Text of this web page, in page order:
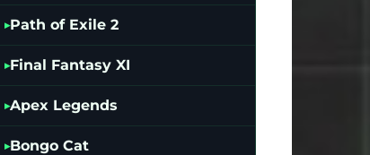
Path of Exile 2
Final Fantasy XI
Apex Legends
Bongo Cat